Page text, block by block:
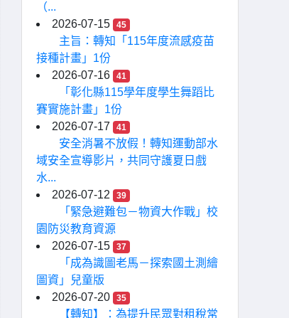
（...
2026-07-15
45
主旨：轉知「115年度流感疫苗
接種計畫」1份
2026-07-16
41
「彰化縣115學年度學生舞蹈比
賽實施計畫」1份
2026-07-17
41
安全消暑不放假！轉知運動部水
域安全宣導影片，共同守護夏日戲
水...
2026-07-12
39
「緊急避難包－物資大作戰」校
園防災教育資源
2026-07-15
37
「成為識圖老馬－探索國土測繪
圖資」兒童版
2026-07-20
35
【轉知】：為提升民眾對租稅常